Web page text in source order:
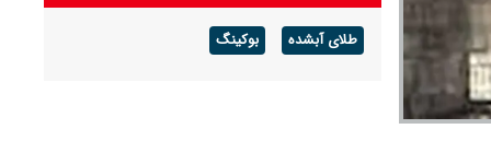
طلای آبشده بوکینگ